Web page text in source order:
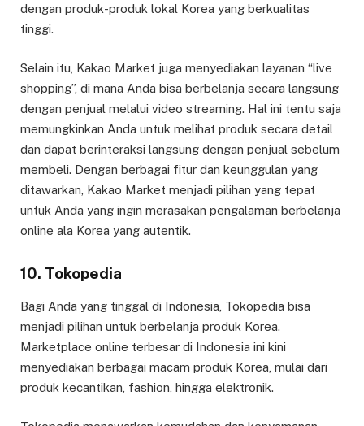
dengan produk-produk lokal Korea yang berkualitas
tinggi.
Selain itu, Kakao Market juga menyediakan layanan “live
shopping”, di mana Anda bisa berbelanja secara langsung
dengan penjual melalui video streaming. Hal ini tentu saja
memungkinkan Anda untuk melihat produk secara detail
dan dapat berinteraksi langsung dengan penjual sebelum
membeli. Dengan berbagai fitur dan keunggulan yang
ditawarkan, Kakao Market menjadi pilihan yang tepat
untuk Anda yang ingin merasakan pengalaman berbelanja
online ala Korea yang autentik.
10. Tokopedia
Bagi Anda yang tinggal di Indonesia, Tokopedia bisa
menjadi pilihan untuk berbelanja produk Korea.
Marketplace online terbesar di Indonesia ini kini
menyediakan berbagai macam produk Korea, mulai dari
produk kecantikan, fashion, hingga elektronik.